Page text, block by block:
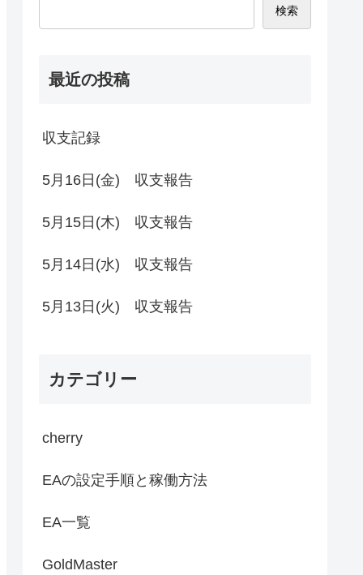
検索
最近の投稿
収支記録
5月16日(金) 収支報告
5月15日(木) 収支報告
5月14日(水) 収支報告
5月13日(火) 収支報告
カテゴリー
cherry
EAの設定手順と稼働方法
EA一覧
GoldMaster